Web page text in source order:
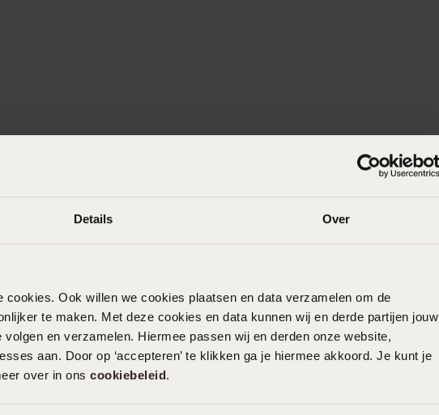
Details Over
Ook willen we cookies plaatsen en data verzamelen om de
te maken. Met deze cookies en data kunnen wij en derde partijen jouw
en verzamelen. Hiermee passen wij en derden onze website,
aan. Door op ‘accepteren’ te klikken ga je hiermee akkoord. Je kunt je
over in ons cookiebeleid.